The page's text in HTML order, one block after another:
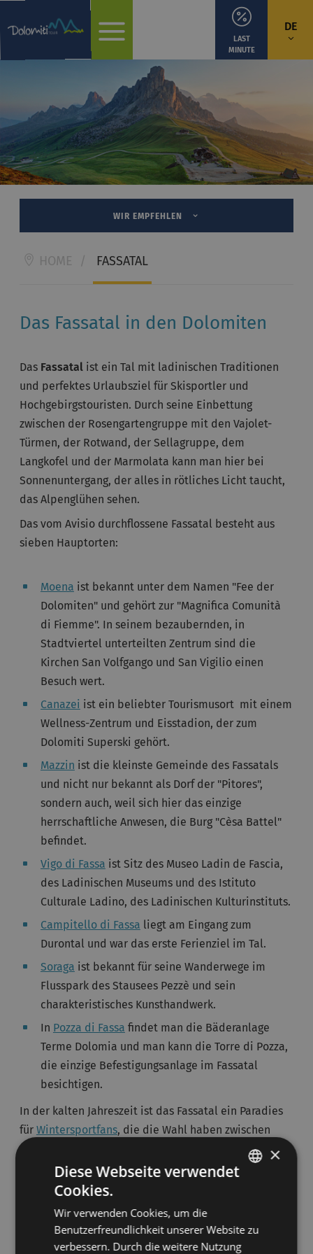
DE
LAST
MINUTE
WIR EMPFEHLEN
HOME / FASSATAL
Das Fassatal in den Dolomiten
Das Fassatalist ein Tal mit ladinischen Traditionen
und perfektes Urlaubsziel für Skisportler und
Hochgebirgstouristen. Durch seine Einbettung
zwischen der Rosengartengruppe mit den Vajolet-
Türmen, der Rotwand, der Sellagruppe, dem
Langkofel und der Marmolata kann man hier bei
Sonnenuntergang, der alles in rötliches Licht taucht,
das Alpenglühen sehen.
Das vom Avisio durchflossene Fassatal besteht aus
sieben Hauptorten:
Moena ist bekannt unter dem Namen "Fee der
Dolomiten" und gehört zur "Magnifica Comunità
di Fiemme". In seinem bezaubernden, in
Stadtviertel unterteilten Zentrum sind die
Kirchen San Volfgango und San Vigilio einen
Besuch wert.
Canazei ist ein beliebter Tourismusort mit einem
Wellness-Zentrum und Eisstadion, der zum
Dolomiti Superski gehört.
Mazzin ist die kleinste Gemeinde des Fassatals
und nicht nur bekannt als Dorf der "Pitores",
sondern auch, weil sich hier das einzige
herrschaftliche Anwesen, die Burg "Cèsa Battel"
befindet.
Vigo di Fassa ist Sitz des Museo Ladin de Fascia,
des Ladinischen Museums und des Istituto
Culturale Ladino, des Ladinischen Kulturinstituts.
Campitello di Fassa liegt am Eingang zum
Durontal und war das erste Ferienziel im Tal.
Soraga ist bekannt für seine Wanderwege im
Flusspark des Stausees Pezzè und sein
charakteristisches Kunsthandwerk.
In Pozza di Fassa findet man die Bäderanlage
Terme Dolomia und man kann die Torre di Pozza,
die einzige Befestigungsanlage im Fassatal
besichtigen.
In der kalten Jahreszeit ist das Fassatal ein Paradies
für Wintersportfans, die die Wahl haben zwischen
zahlreichen Skigebieten, die ihrerseits wieder aus
kleineren Skiresorts bestehen. Dieses Tal verfügt über
gut beschneite, auch von Spitzensportlern
frequentierte Pisten mit hervorragenden Liftanlagen
und einem unvergleichlichen Dolomitenpanorama.
×
Diese Webseite verwendet
Cookies.
Wir verwenden Cookies, um die
Benutzerfreundlichkeit unserer Website zu
verbessern. Durch die weitere Nutzung